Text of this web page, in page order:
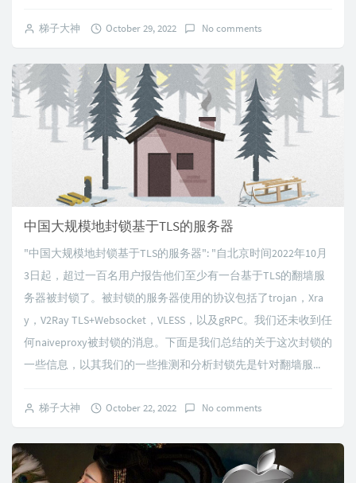
梯子大神 October 29, 2022 No comments
中国大规模地封锁基于TLS的服务器
"中国大规模地封锁基于TLS的服务器": "自北京时间2022年10月
3日起，超过一百名用户报告他们至少有一台基于TLS的翻墙服
务器被封锁了。被封锁的服务器使用的协议包括了trojan，Xra
y，V2Ray TLS+Websocket，VLESS，以及gRPC。我们还未收到任
何naiveproxy被封锁的消息。下面是我们总结的关于这次封锁的
一些信息，以其我们的一些推测和分析封锁先是针对翻墙服...
梯子大神 October 22, 2022 No comments